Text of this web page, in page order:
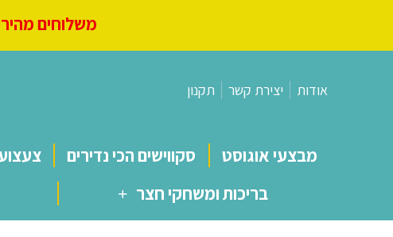
משלוחים
אודות יצירת קשר תקנון
מבצעי אוגוסט סקווישים הכי נדירים
בריכות ומשחקי חצר